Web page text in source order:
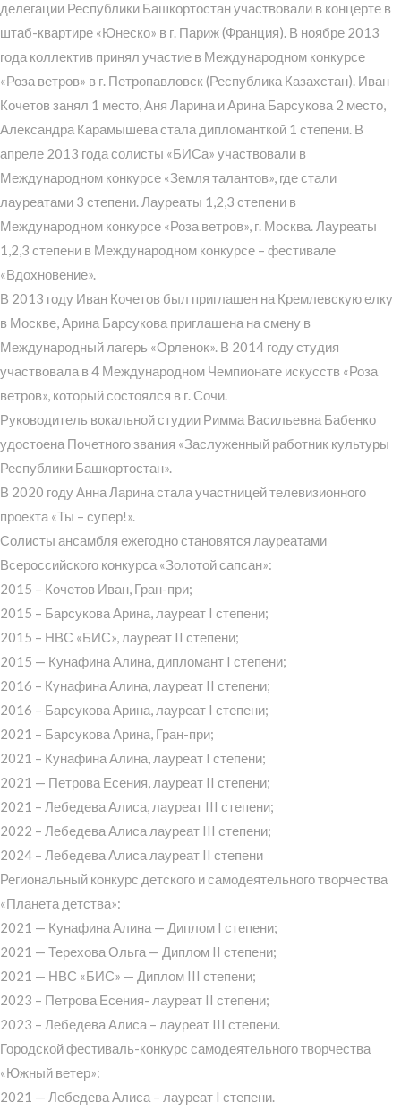
делегации Республики Башкортостан участвовали в концерте в
штаб-квартире «Юнеско» в г. Париж (Франция). В ноябре 2013
года коллектив принял участие в Международном конкурсе
«Роза ветров» в г. Петропавловск (Республика Казахстан). Иван
Кочетов занял 1 место, Аня Ларина и Арина Барсукова 2 место,
Александра Карамышева стала дипломанткой 1 степени. В
апреле 2013 года солисты «БИСа» участвовали в
Международном конкурсе «Земля талантов», где стали
лауреатами 3 степени. Лауреаты 1,2,3 степени в
Международном конкурсе «Роза ветров», г. Москва. Лауреаты
1,2,3 степени в Международном конкурсе – фестивале
«Вдохновение».
В 2013 году Иван Кочетов был приглашен на Кремлевскую елку
в Москве, Арина Барсукова приглашена на смену в
Международный лагерь «Орленок». В 2014 году студия
участвовала в 4 Международном Чемпионате искусств «Роза
ветров», который состоялся в г. Сочи.
Руководитель вокальной студии Римма Васильевна Бабенко
удостоена Почетного звания «Заслуженный работник культуры
Республики Башкортостан».
В 2020 году Анна Ларина стала участницей телевизионного
проекта «Ты – супер!».
Солисты ансамбля ежегодно становятся лауреатами
Всероссийского конкурса «Золотой сапсан»:
2015 – Кочетов Иван, Гран-при;
2015 – Барсукова Арина, лауреат I степени;
2015 – НВС «БИС», лауреат II степени;
2015 — Кунафина Алина, дипломант I степени;
2016 – Кунафина Алина, лауреат II степени;
2016 – Барсукова Арина, лауреат I степени;
2021 – Барсукова Арина, Гран-при;
2021 – Кунафина Алина, лауреат I степени;
2021 — Петрова Есения, лауреат II степени;
2021 – Лебедева Алиса, лауреат III степени;
2022 – Лебедева Алиса лауреат III степени;
2024 – Лебедева Алиса лауреат II степени
Региональный конкурс детского и самодеятельного творчества
«Планета детства»:
2021 — Кунафина Алина — Диплом I степени;
2021 — Терехова Ольга — Диплом II степени;
2021 — НВС «БИС» — Диплом III степени;
2023 – Петрова Есения- лауреат II степени;
2023 – Лебедева Алиса – лауреат III степени.
Городской фестиваль-конкурс самодеятельного творчества
«Южный ветер»:
2021 — Лебедева Алиса – лауреат I степени.